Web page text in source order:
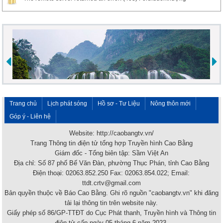
Trang chủ Lịch phát sóng Hồ sơ - Tư Liệu
Nông thôn mới
Góp ý - Liên hệ
Website: http://caobangtv.vn/
Trang Thông tin điện tử tổng hợp Truyền hình Cao Bằng
Giám đốc - Tổng biên tập: Sầm Việt An
Địa chỉ: Số 87 phố Bế Văn Đàn, phường Thục Phán, tỉnh Cao Bằng
Điện thoại: 02063.852.250 Fax: 02063.854.022; Email:
ttdt.crtv@gmail.com
Bản quyền thuộc về Báo Cao Bằng. Ghi rõ nguồn "caobangtv.vn" khi đăng
tải lại thông tin trên website này.
Giấy phép số 86/GP-TTĐT do Cục Phát thanh, Truyền hình và Thông tin